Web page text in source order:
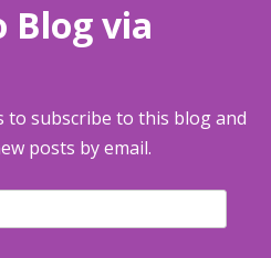
Blog via
to subscribe to this blog and
posts by email.